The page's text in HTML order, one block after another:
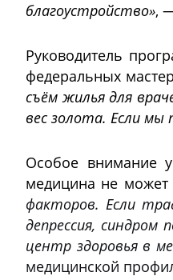
благоустройство»,
Руководитель
федеральных
съём жилья для
вес золота. Если мы
Особое внимание
медицина не
факторов. Если
депрессия,
центр здоровья в
медицинской